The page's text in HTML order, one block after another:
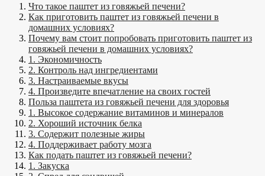
Что такое паштет из говяжьей печени?
Как приготовить паштет из говяжьей печени в
домашних условиях?
Почему вам стоит попробовать приготовить паштет из
говяжьей печени в домашних условиях?
1. Экономичность
2. Контроль над ингредиентами
3. Настраиваемые вкусы
4. Произведите впечатление на своих гостей
Польза паштета из говяжьей печени для здоровья
1. Высокое содержание витаминов и минералов
2. Хороший источник белка
3. Содержит полезные жиры
4. Поддерживает работу мозга
Как подать паштет из говяжьей печени?
1. Закуска